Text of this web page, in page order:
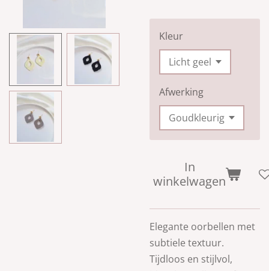
Kleur
Afwerking
In
winkelwagen
Elegante oorbellen met
subtiele textuur.
Tijdloos en stijlvol,